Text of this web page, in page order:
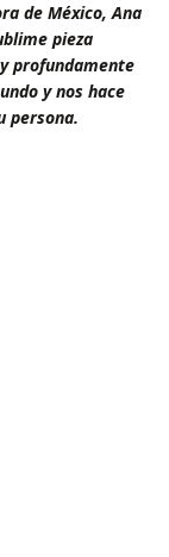
de México, Ana
pieza
profundamente
y nos hace
persona.